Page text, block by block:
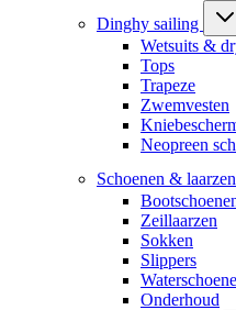
Dinghy sailing
Wetsuits &
Tops
Trapeze
Zwemvesten
Neopreen
Schoenen & laarzen
Zeillaarzen
Sokken
Slippers
Onderhoud